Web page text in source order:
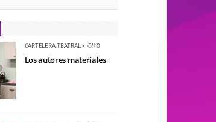
CARTELERA TEATRAL• 10
Los autores materiales